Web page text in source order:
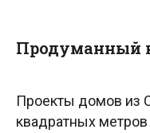
Продуманный
Проекты домов из
квадратных